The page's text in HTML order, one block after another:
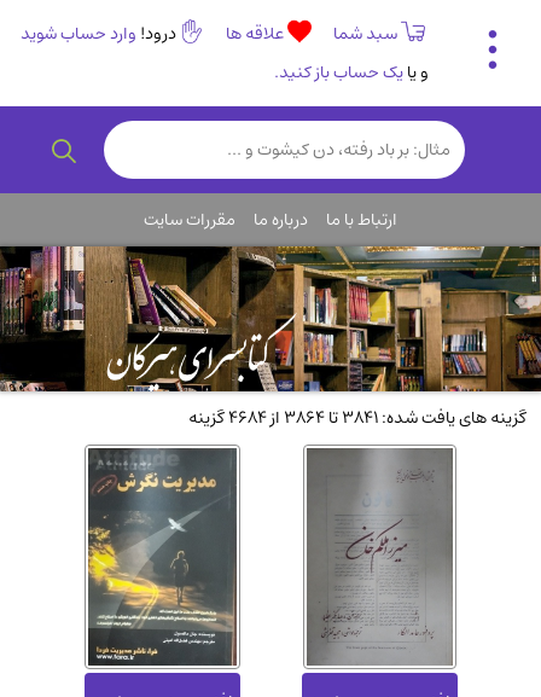
سبد شما علاقه ها درود! وارد حساب شوید
و یایک حساب باز کنید.
تاریخی و فرهنگی
(838)
رمان و داستان ایرانی(307)
روانشناسی(357)
انگلیسی و زبان خارجی(14)
کودکان و نوجوانان(76)
کتب نادر و کمیاب(19)
روانشناسی(112)
طب گیاهی و سنتی(45)
فلسفه و جامعه شناسی
(142)
دانشگاهی و آموزشی(534)
اقتصادی، بازاریابی و مالی(56)
کتاب های متفرقه(102)
ارتباط با ما درباره ما مقررات سایت
گزینه های یافت شده: 3841 تا 3864 از 4684 گزینه